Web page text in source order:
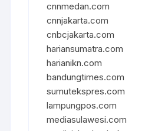
cnnmedan.com
cnnjakarta.com
cnbcjakarta.com
hariansumatra.com
harianikn.com
bandungtimes.com
sumutekspres.com
lampungpos.com
mediasulawesi.com